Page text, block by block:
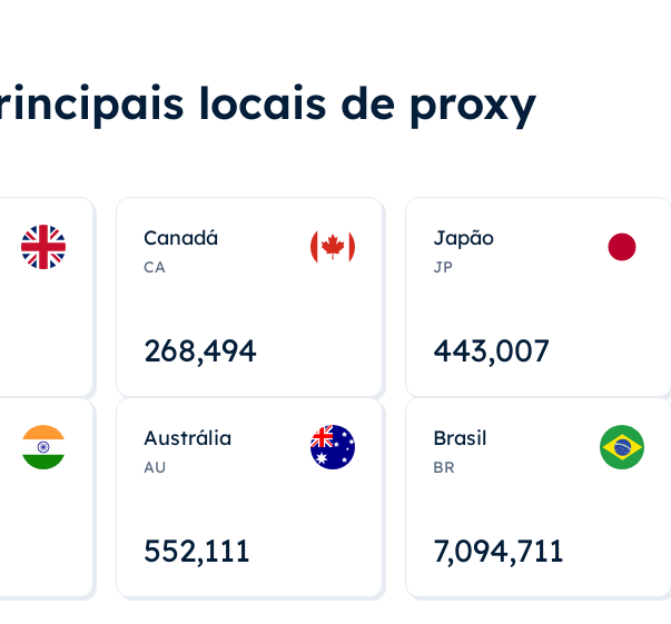
locais de proxy
Canadá
CA
268,495
Japão
JP
443,008
Austrália
AU
552,112
Brasil
BR
7,094,712